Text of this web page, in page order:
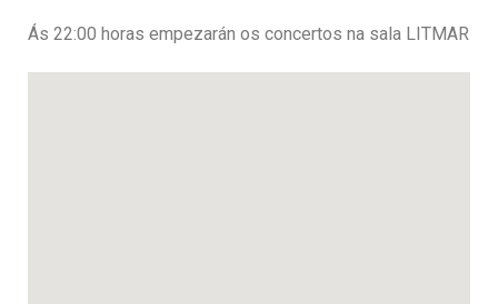
Ás 22:00 horas empezarán os concertos na sala LITMAR